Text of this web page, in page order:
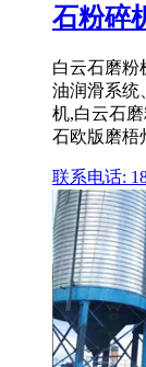
石粉碎
白云石磨粉
油润滑系统
机,白云石
石欧版磨梧
联系电话: